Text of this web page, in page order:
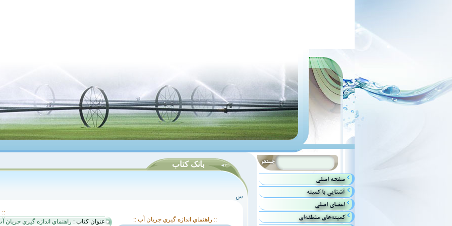
بانک کتاب
س
::
عنوان کتاب : راهنماي اندازه گيري جريان :: راهنماي اندازه گيري جريان آب ::
صفحه اصلي
آشنايي با كميته
اعضاي اصلي
كميته‌هاي منطقه‌اي